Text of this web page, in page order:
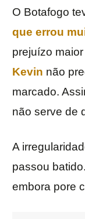
O Botafogo
que errou
prejuízo
Kevin não
marcado.
não serve de
A
passou
embora pore